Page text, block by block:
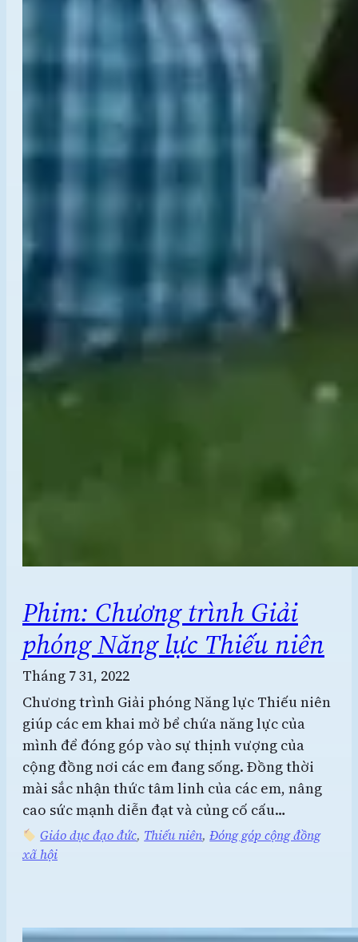
Phim: Chương trình Giải
phóng Năng lực Thiếu niên
Tháng 7 31, 2022
Chương trình Giải phóng Năng lực Thiếu niên
giúp các em khai mở bể chứa năng lực của
mình để đóng góp vào sự thịnh vượng của
cộng đồng nơi các em đang sống. Đồng thời
mài sắc nhận thức tâm linh của các em, nâng
cao sức mạnh diễn đạt và củng cố cấu…
Giáo dục đạo đức, Thiếu niên, Đóng góp cộng đồng
xã hội